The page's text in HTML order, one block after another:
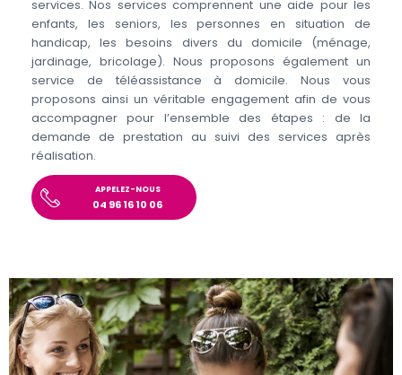
services. Nos services comprennent une aide pour les
enfants, les seniors, les personnes en situation de
handicap, les besoins divers du domicile (ménage,
jardinage, bricolage). Nous proposons également un
service de téléassistance à domicile. Nous vous
proposons ainsi un véritable engagement afin de vous
accompagner pour l’ensemble des étapes : de la
demande de prestation au suivi des services après
réalisation.
APPELEZ-NOUS
04 96 16 10 06